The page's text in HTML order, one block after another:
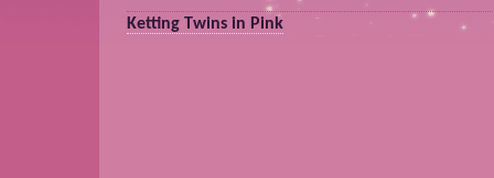
Ketting Twins in Pink